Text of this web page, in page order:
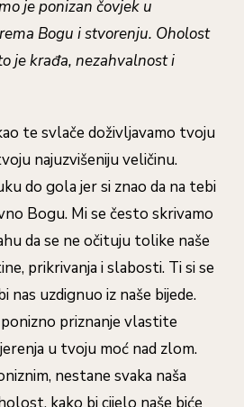
je ponizan čovjek u
Bogu i stvorenju. Oholost
je krađa, nezahvalnost i
te svlače doživljavamo tvoju
najuzvišeniju veličinu.
do gola jer si znao da na tebi
Bogu. Mi se često skrivamo
da se ne očituju tolike naše
prikrivanja i slabosti. Ti si se
nas uzdignuo iz naše bijede.
priznanje vlastite
u tvoju moć nad zlom.
nestane svaka naša